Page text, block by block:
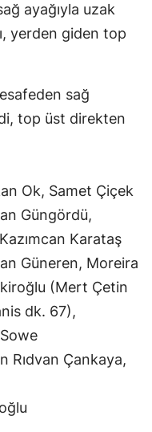
ayağıyla uzak
yerden giden top
sağ
top üst direkten
Ok, Samet Çiçek
Güngördü,
Karataş
Güneren, Moreira
(Mert Çetin
dk. 67),
Rıdvan Çankaya,